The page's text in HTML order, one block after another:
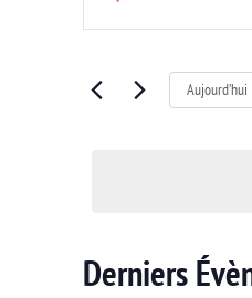
et
navigation
de
Rechercher
Évènements
Aujourd’hui
Derniers